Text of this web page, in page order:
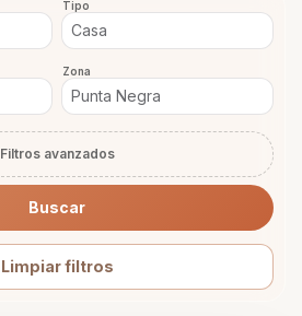
Tipo
Zona
Filtros avanzados
Buscar
Limpiar filtros